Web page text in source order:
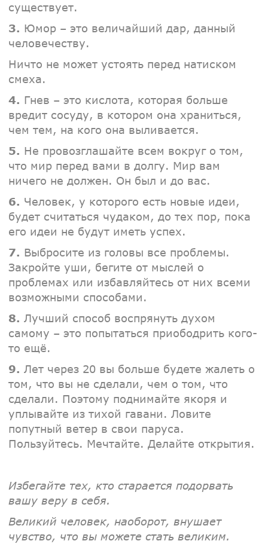
существует.
3. Юмор – это величайший дар, данный
человечеству.
Ничто не может устоять перед натиском
смеха.
4. Гнев – это кислота, которая больше
вредит сосуду, в котором она храниться,
чем тем, на кого она выливается.
5. Не провозглашайте всем вокруг о том,
что мир перед вами в долгу. Мир вам
ничего не должен. Он был и до вас.
6. Человек, у которого есть новые идеи,
будет считаться чудаком, до тех пор, пока
его идеи не будут иметь успех.
7. Выбросите из головы все проблемы.
Закройте уши, бегите от мыслей о
проблемах или избавляйтесь от них всеми
возможными способами.
8. Лучший способ воспрянуть духом
самому – это попытаться приободрить кого-
то ещё.
9. Лет через 20 вы больше будете жалеть о
том, что вы не сделали, чем о том, что
сделали. Поэтому поднимайте якоря и
уплывайте из тихой гавани. Ловите
попутный ветер в свои паруса.
Пользуйтесь. Мечтайте. Делайте открытия.
Избегайте тех, кто старается подорвать
вашу веру в себя.
Великий человек, наоборот, внушает
чувство, что вы можете стать великим.